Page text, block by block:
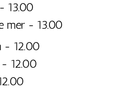
13.00
mer - 13.00
- 12.00
- 12.00